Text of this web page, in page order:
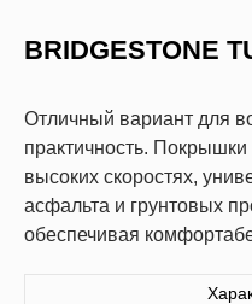
BRIDGESTONE
Отличный вариант для
практичность.
высоких скоростях,
асфальта и грунтовых
обеспечивая